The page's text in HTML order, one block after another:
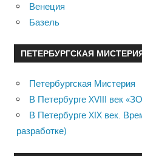
Венеция
Базель
ПЕТЕРБУРГСКАЯ
Петербургская Мистерия
В Петербурге XVIII век
В Петербурге XIX век.
разработке)